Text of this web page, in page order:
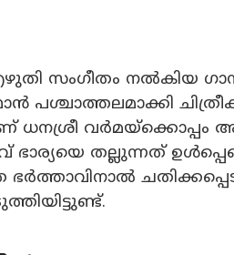
സംഗീതം നൽകിയ
പശ്ചാത്തലമാക്കി
ധനശ്രീ വർമയ്‌ക്കൊപ്പം
ഭാര്യയെ തല്ലുന്നത്